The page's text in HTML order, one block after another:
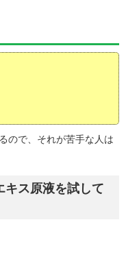
ので、それが苦手な人は
キス原液を試して